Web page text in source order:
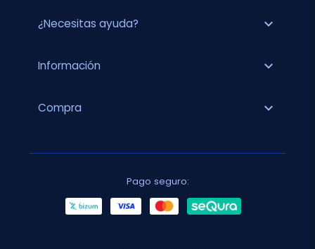
¿Necesitas ayuda? expand_more
Información expand_more
Compra expand_more
Pago seguro: